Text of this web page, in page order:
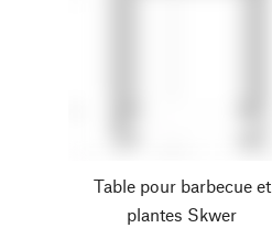
Table pour barbecue et
plantes Skwer